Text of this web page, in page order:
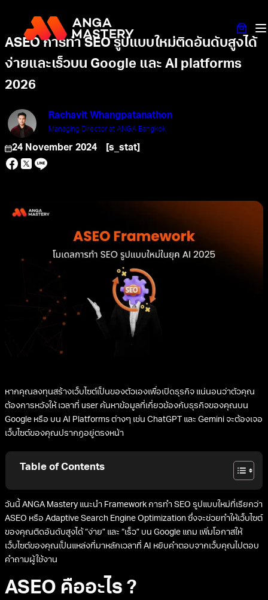
ASEO การทำ SEO รูปแบบใหม่ติดอันดับสูงได้
ง่ายและเร็วบน Google และ AI platforms
2026
Rachavit Whangpatanathon
Managing Director at ANGA Bangkok
24 November 2024 [s_stat]
หากคุณลงทุนสร้างเว็บไซต์เป็นของตัวเองเพื่อเปิดธุรกิจ แน่นอนว่าตัวคุณ
ต้องการหวังให้ เวลาที่ user ค้นหาข้อมูลที่เกี่ยวข้องกับธุรกิจของคุณบน
Google หรือ บน AI Platforms ต่างๆ เช่น ChatGPT และ Gemini จะต้องเจอ
เว็บไซต์ของคุณปรากฎอยู่ตรงหน้า
Table of Contents
วันนี้ ANGA Mastery แนะนำ Framework การทำ SEO รูปแบบใหม่ที่เรียกว่า
ASEO หรือ Adaptive Search Engine Optimization ซึ่งจะช่วยทำให้เว็บไซต์
ของคุณติดอันดับสูงได้ “ง่าย” และ “เร็ว” บน Google แถม เพิ่มโอกาสให้
เว็บไซต์ของคุณเป็นแหล่งที่มาหลักเวลาที่ AI หยิบคำตอบจากเว็บคุณไปตอบ
คำถามผู้ใช้งาน
ASEO คืออะไร ?